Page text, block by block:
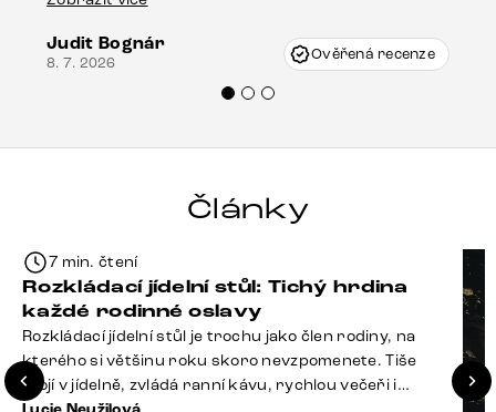
Vincze mi velmi korektně vyšli vstříc.
Doporučuji produkty Delife všem.“
Judit Bognár
8. 7. 2026 Ověřená recenze
Články
7 min. čtení
Rozkládací jídelní stůl: Tichý hrdina
každé rodinné oslavy
Rozkládací jídelní stůl je trochu jako člen rodiny, na
kterého si většinu roku skoro nevzpomenete. Tiše
stojí v jídelně, zvládá ranní kávu, rychlou večeři i